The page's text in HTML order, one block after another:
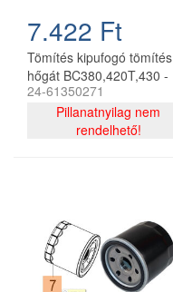
7.422 Ft
Tömítés kipufogó tömítés
hőgát BC380,420T,430 -
61210035
24-61350271
Pillanatnyilag nem
rendelhető!